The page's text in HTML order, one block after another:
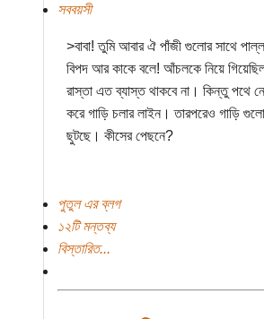
সববয়সী
>বাবা! তুমি আবার ঐ পাঁজী গুলোর সাথে
বিপদ আর কাকে বলে! আঁচলকে নিয়ে
রাস্তা এত ব্যাস্ত থাকবে না। কিন্তু পথে
করে গাড়ি চলার লাইন। তারপরেও গাড়ি
ছুটছে। কীসের পেছনে?
পুতুল এর ব্লগ
১২টি মন্তব্য
বিস্তারিত...